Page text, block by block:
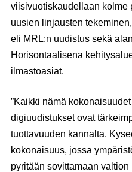
viisivuotiskaudellaan kolme
uusien linjausten
eli MRL:n uudistus sekä
Horisontaalisena
ilmastoasiat.
”Kaikki nämä
digiuudistukset ovat
tuottavuuden kannalta.
kokonaisuus, jossa
pyritään sovittamaan